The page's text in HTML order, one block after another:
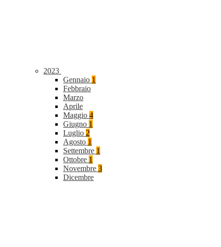
2023
Gennaio 1
Febbraio
Marzo
Aprile
Maggio 4
Giugno 1
Luglio 2
Agosto 1
Settembre 1
Ottobre 1
Novembre 3
Dicembre